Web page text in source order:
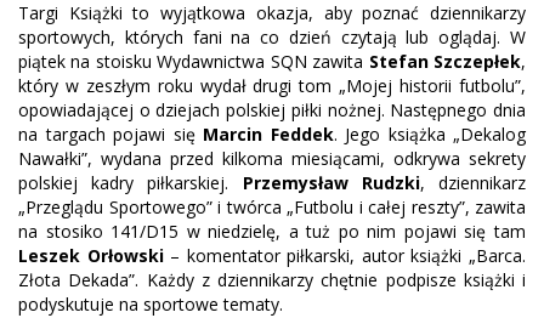
Targi Książki to wyjątkowa okazja, aby poznać dziennikarzy
sportowych, których fani na co dzień czytają lub oglądaj. W
piątek na stoisku Wydawnictwa SQN zawita Stefan Szczepłek,
który w zeszłym roku wydał drugi tom „Mojej historii futbolu”,
opowiadającej o dziejach polskiej piłki nożnej. Następnego dnia
na targach pojawi się Marcin Feddek. Jego książka „Dekalog
Nawałki”, wydana przed kilkoma miesiącami, odkrywa sekrety
polskiej kadry piłkarskiej. Przemysław Rudzki, dziennikarz
„Przeglądu Sportowego” i twórca „Futbolu i całej reszty”, zawita
na stosiko 141/D15 w niedzielę, a tuż po nim pojawi się tam
Leszek Orłowski– komentator piłkarski, autor książki „Barca.
Złota Dekada”. Każdy z dziennikarzy chętnie podpisze książki i
podyskutuje na sportowe tematy.